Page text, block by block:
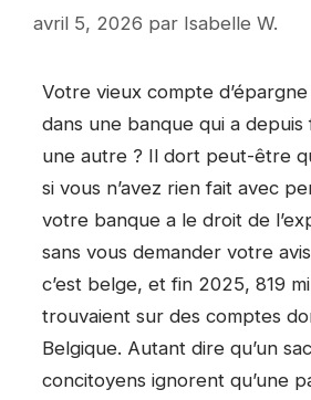
avril 5, 2026 par Isabelle W.
Votre vieux compte
dans une banque qui a depuis
une autre ? Il dort peut-être
si vous n’avez rien fait avec
votre banque a le droit de
sans vous demander votre
c’est belge, et fin 2025, 819
trouvaient sur des comptes
Belgique. Autant dire qu’un
concitoyens ignorent qu’une